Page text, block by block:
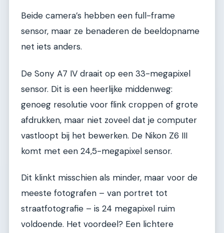
Beide camera’s hebben een full-frame
sensor, maar ze benaderen de beeldopname
net iets anders.
De Sony A7 IV draait op een 33-megapixel
sensor. Dit is een heerlijke middenweg:
genoeg resolutie voor flink croppen of grote
afdrukken, maar niet zoveel dat je computer
vastloopt bij het bewerken. De Nikon Z6 III
komt met een 24,5-megapixel sensor.
Dit klinkt misschien als minder, maar voor de
meeste fotografen – van portret tot
straatfotografie – is 24 megapixel ruim
voldoende. Het voordeel? Een lichtere